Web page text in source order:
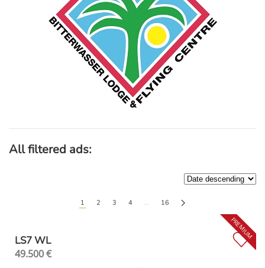
All filtered ads:
1 2 3 4 … 16
LS7 WL
49.500€